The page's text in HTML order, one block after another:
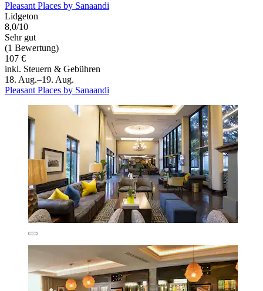
Pleasant Places by Sanaandi
Lidgeton
8,0/10
Sehr gut
(1 Bewertung)
107 €
inkl. Steuern & Gebühren
18. Aug.–19. Aug.
Pleasant Places by Sanaandi